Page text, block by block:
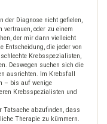
der Diagnose nicht gefielen,
oder zu einem
der mir dann vielleicht
Entscheidung, die jeder von
Krebsspezialisten,
Deswegen suchen sich die
ausrichten. Im Krebsfall
– bis auf wenige
Krebsspezialisten und
Tatsache abzufinden, dass
Therapie zu kümmern.